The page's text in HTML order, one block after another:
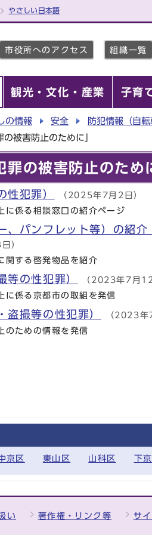
やさしい日本語
市役所へのアクセス 組織一覧
観光・文化・産業 子育
の情報 安全
防犯情報（自
の被害防止のために」
罪の被害防止のため
性犯罪） （2025年7月2日）
に係る相談窓口の紹介ページ
、パンフレット等）の紹介
）
関する啓発物品を紹介
等の性犯罪） （2023年7月12
に係る京都市の取組を発信
盗撮等の性犯罪） （2023年
のための情報を発信
京区 東山区 山科区 下
い 著作権・リンク等 サ